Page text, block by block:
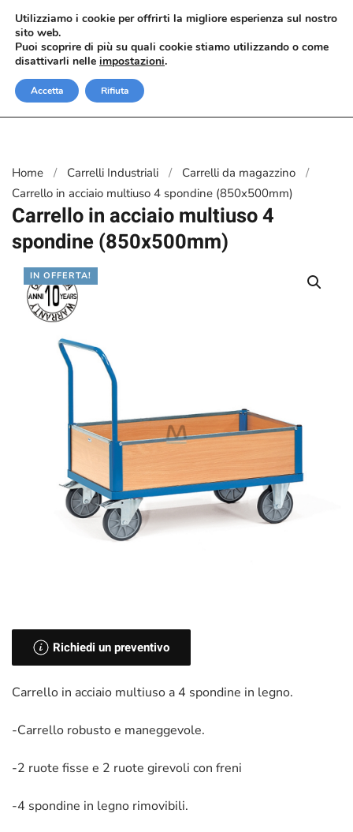
Passa al contenuto principale
Home Carrelli Industriali
Carrelli da magazzino
Carrello in acciaio multiuso 4 spondine (850x500mm)
Carrello in acciaio multiuso 4
spondine (850x500mm)
IN OFFERTA!
Richiedi un preventivo
Carrello in acciaio multiuso a 4 spondine in legno.
-Carrello robusto e maneggevole.
-2 ruote fisse e 2 ruote girevoli con freni
-4 spondine in legno rimovibili.
Utilizziamo i cookie per offrirti la migliore esperienza sul nostro
sito web.
Puoi scoprire di più su quali cookie stiamo utilizzando o come
disattivarli nelle impostazioni.
Accetta Rifiuta